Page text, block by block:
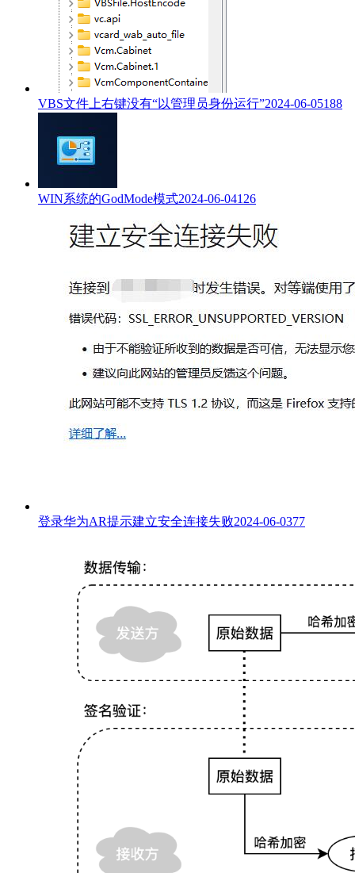
VBS文件上右键没有“以管理员身份运行”2024-06-05188
WIN系统的GodMode模式2024-06-04126
登录华为AR提示建立安全连接失败2024-06-0377